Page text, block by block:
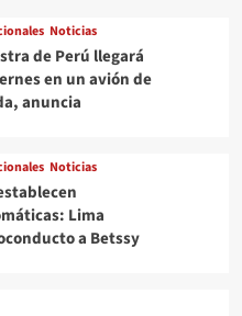
Noticias
de Perú llegará
en un avión de
anuncia
Noticias
Lima
a Betssy